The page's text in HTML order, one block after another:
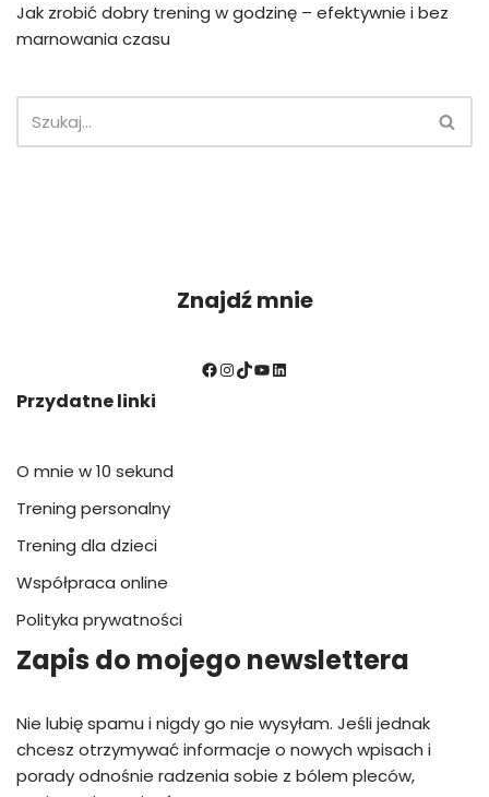
Jak zrobić dobry trening w godzinę – efektywnie i bez
marnowania czasu
Znajdź mnie
Przydatne linki
O mnie w 10 sekund
Trening personalny
Trening dla dzieci
Współpraca online
Polityka prywatności
Zapis do mojego newslettera
Nie lubię spamu i nigdy go nie wysyłam. Jeśli jednak
chcesz otrzymywać informacje o nowych wpisach i
porady odnośnie radzenia sobie z bólem pleców,